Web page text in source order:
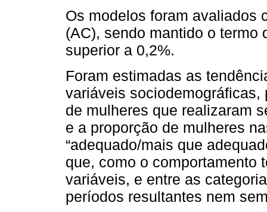
Os modelos foram avaliados
(AC), sendo mantido o termo
superior a 0,2%.
Foram estimadas as
variáveis
de mulheres que realizaram
e a proporção de mulheres
“adequado/mais que
que, como o comportamento
variáveis, e entre as
períodos resultantes nem